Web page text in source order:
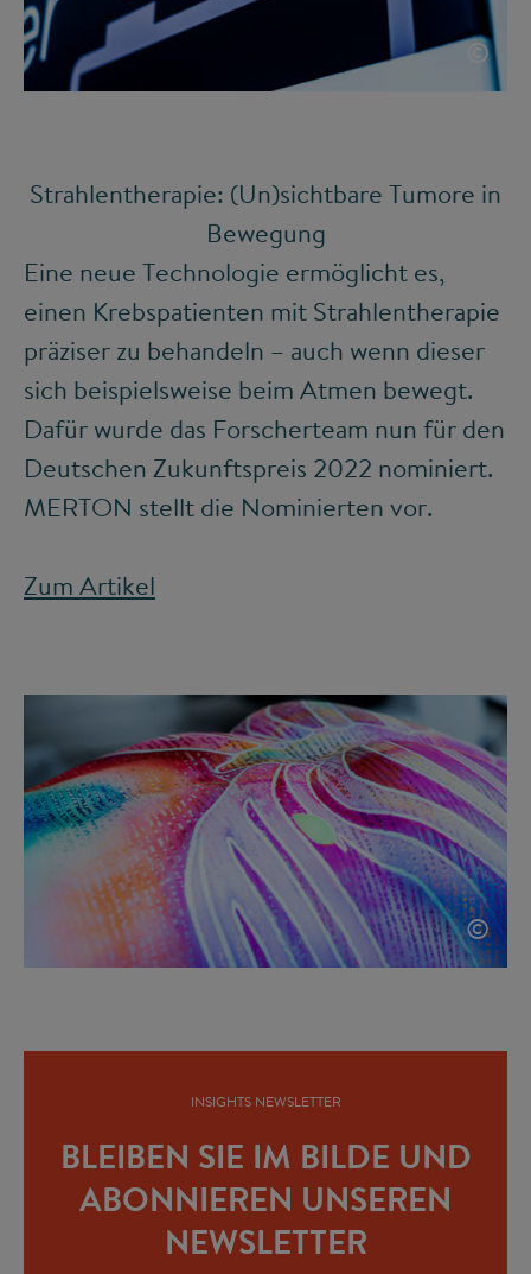
©
Strahlentherapie: (Un)sichtbare Tumore in
Bewegung
Eine neue Technologie ermöglicht es,
einen Krebspatienten mit Strahlentherapie
präziser zu behandeln – auch wenn dieser
sich beispielsweise beim Atmen bewegt.
Dafür wurde das Forscherteam nun für den
Deutschen Zukunftspreis 2022 nominiert.
MERTON stellt die Nominierten vor.
Zum Artikel
©
INSIGHTS NEWSLETTER
BLEIBEN SIE IM BILDE UND
ABONNIEREN UNSEREN
NEWSLETTER